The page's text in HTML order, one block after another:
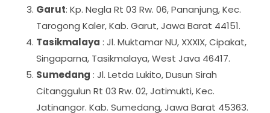
Garut: Kp. Negla Rt 03 Rw. 06, Pananjung, Kec.
Tarogong Kaler, Kab. Garut, Jawa Barat 44151.
Tasikmalaya : Jl. Muktamar NU, XXXIX, Cipakat,
Singaparna, Tasikmalaya, West Java 46417.
Sumedang : Jl. Letda Lukito, Dusun Sirah
Citanggulun Rt 03 Rw. 02, Jatimukti, Kec.
Jatinangor. Kab. Sumedang, Jawa Barat 45363.